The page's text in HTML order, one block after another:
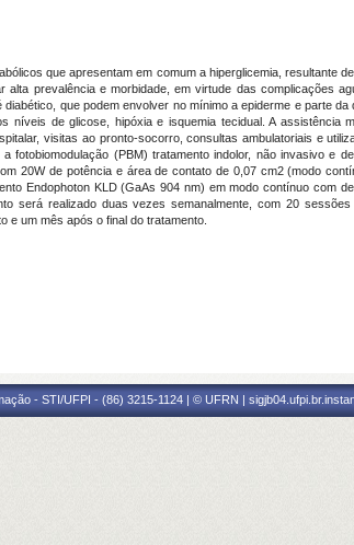
que apresentam em comum a hiperglicemia, resultante
prevalência e morbidade, em virtude das complicações
que podem envolver no mínimo a epiderme e parte
níveis de glicose, hipóxia e isquemia tecidual. A assistência
visitas ao pronto-socorro, consultas ambulatoriais e
(PBM) tratamento indolor, não invasivo e
20W de potência e área de contato de 0,07 cm2 (modo
Endophoton KLD (GaAs 904 nm) em modo contínuo com
será realizado duas vezes semanalmente, com 20
e um mês após o final do tratamento.
- STI/UFPI - (86) 3215-1124 | © UFRN |